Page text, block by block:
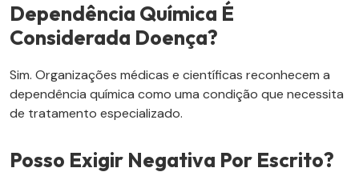
Dependência Química É
Considerada Doença?
Sim. Organizações médicas e científicas reconhecem a
dependência química como uma condição que necessita
de tratamento especializado.
Posso Exigir Negativa Por Escrito?